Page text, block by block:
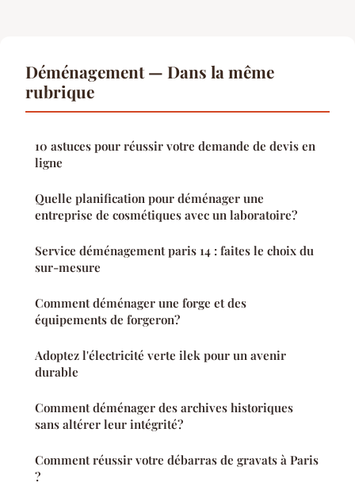
Déménagement — Dans la même
rubrique
10 astuces pour réussir votre demande de devis en
ligne
Quelle planification pour déménager une
entreprise de cosmétiques avec un laboratoire?
Service déménagement paris 14 : faites le choix du
sur-mesure
Comment déménager une forge et des
équipements de forgeron?
Adoptez l'électricité verte ilek pour un avenir
durable
Comment déménager des archives historiques
sans altérer leur intégrité?
Comment réussir votre débarras de gravats à Paris
?